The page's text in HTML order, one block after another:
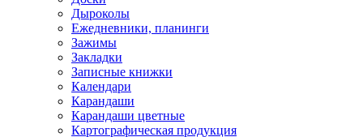
Дыроколы
Ежедневники, планинги
Зажимы
Закладки
Записные книжки
Календари
Карандаши
Карандаши цветные
Картографическая продукция